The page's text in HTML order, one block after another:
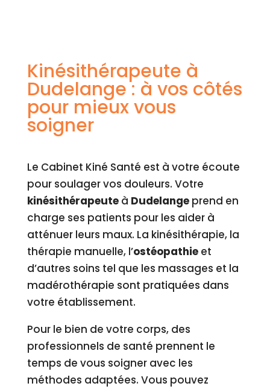
Kinésithérapeute à
Dudelange : à vos côtés
pour mieux vous
soigner
Le Cabinet Kiné Santé est à votre écoute
pour soulager vos douleurs. Votre
kinésithérapeuteà Dudelangeprend en
charge ses patients pour les aider à
atténuer leurs maux. La kinésithérapie, la
thérapie manuelle, l’ostéopathieet
d’autres soins tel que les massages et la
madérothérapie sont pratiquées dans
votre établissement.
Pour le bien de votre corps, des
professionnels de santé prennent le
temps de vous soigner avec les
méthodes adaptées. Vous pouvez